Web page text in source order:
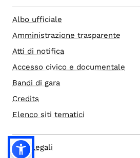
Albo ufficiale
Amministrazione trasparente
Atti di notifica
Accesso civico e documentale
Bandi di gara
Credits
Elenco siti tematici
Note legali